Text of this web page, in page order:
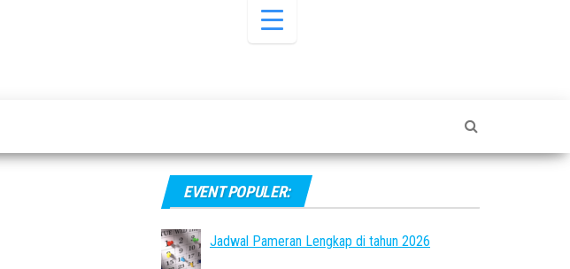
EVENT POPULER:
Jadwal Pameran Lengkap di tahun 2026